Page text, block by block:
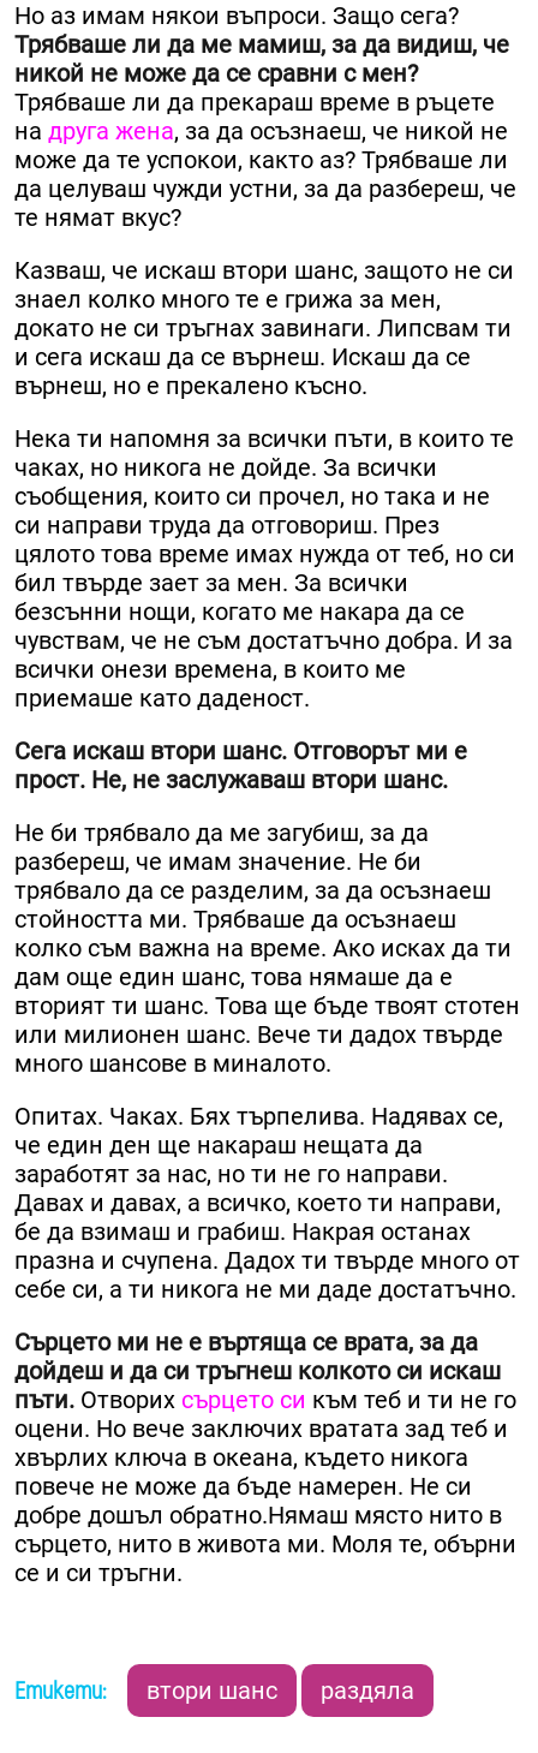
Но аз имам някои въпроси. Защо сега?
Трябваше ли да ме мамиш, за да видиш, че
никой не може да се сравни с мен?
Трябваше ли да прекараш време в ръцете
на друга жена, за да осъзнаеш, че никой не
може да те успокои, както аз? Трябваше ли
да целуваш чужди устни, за да разбереш, че
те нямат вкус?
Казваш, че искаш втори шанс, защото не си
знаел колко много те е грижа за мен,
докато не си тръгнах завинаги. Липсвам ти
и сега искаш да се върнеш. Искаш да се
върнеш, но е прекалено късно.
Нека ти напомня за всички пъти, в които те
чаках, но никога не дойде. За всички
съобщения, които си прочел, но така и не
си направи труда да отговориш. През
цялото това време имах нужда от теб, но си
бил твърде зает за мен. За всички
безсънни нощи, когато ме накара да се
чувствам, че не съм достатъчно добра. И за
всички онези времена, в които ме
приемаше като даденост.
Сега искаш втори шанс. Отговорът ми е
прост. Не, не заслужаваш втори шанс.
Не би трябвало да ме загубиш, за да
разбереш, че имам значение. Не би
трябвало да се разделим, за да осъзнаеш
стойността ми. Трябваше да осъзнаеш
колко съм важна на време. Ако исках да ти
дам още един шанс, това нямаше да е
вторият ти шанс. Това ще бъде твоят стотен
или милионен шанс. Вече ти дадох твърде
много шансове в миналото.
Опитах. Чаках. Бях търпелива. Надявах се,
че един ден ще накараш нещата да
заработят за нас, но ти не го направи.
Давах и давах, а всичко, което ти направи,
бе да взимаш и грабиш. Накрая останах
празна и счупена. Дадох ти твърде много от
себе си, а ти никога не ми даде достатъчно.
Сърцето ми не е въртяща се врата, за да
дойдеш и да си тръгнеш колкото си искаш
пъти. Отворих сърцето си към теб и ти не го
оцени. Но вече заключих вратата зад теб и
хвърлих ключа в океана, където никога
повече не може да бъде намерен. Не си
добре дошъл обратно.Нямаш място нито в
сърцето, нито в живота ми. Моля те, обърни
се и си тръгни.
Етикети: втори шанс раздяла